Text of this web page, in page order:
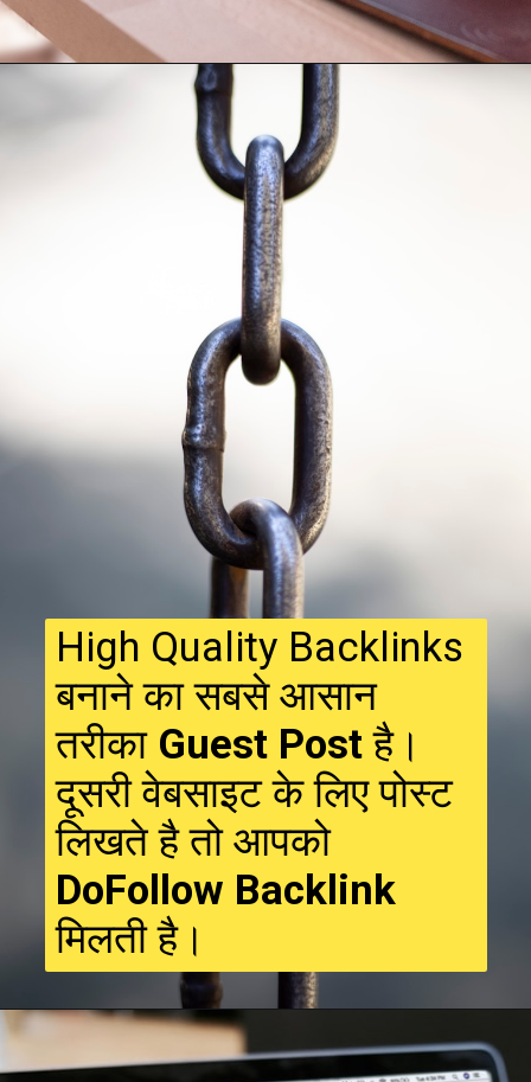
High Quality Backlinks
बनाने का सबसे आसान
तरीका Guest Postहै।
दूसरी वेबसाइट के लिए पोस्ट
लिखते है तो आपको
DoFollow Backlink
मिलती है।